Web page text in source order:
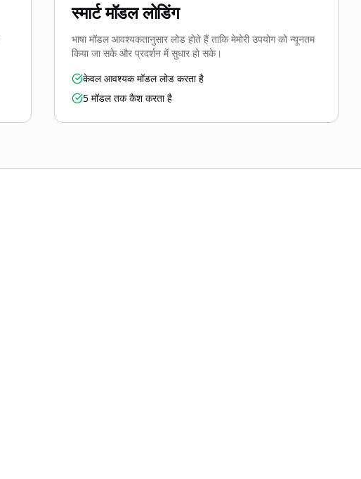
स्मार्ट मॉडल लोडिंग
भाषा मॉडल आवश्यकतानुसार लोड होते हैं ताकि मेमोरी उपयोग को न्यूनतम
किया जा सके और प्रदर्शन में सुधार हो सके।
केवल आवश्यक मॉडल लोड करता है
5 मॉडल तक कैश करता है